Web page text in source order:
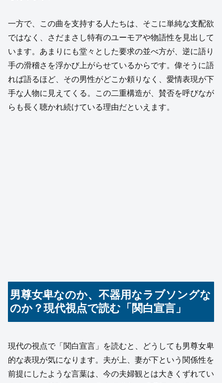
一方で、この曲を支持する人たちは、そこに単純な支配欲
ではなく、さだまさし特有のユーモアや物語性を見出して
います。あまりにも堂々とした要求の並べ方が、逆に語り
手の滑稽さを浮かび上がらせているからです。偉そうに語
れば語るほど、その男性がどこか頼りなく、愛情表現が下
手な人物に見えてくる。この二重構造が、賛否を呼びなが
らも長く聴かれ続けている理由だといえます。
男尊女卑なのか、不器用なラブソングな
のか？現代視点で読む「関白宣言」
現代の視点で「関白宣言」を読むと、どうしても男尊女卑
的な表現が気になります。夫が上、妻が下という関係性を
前提にしたような言葉は、今の夫婦観とは大きくずれてい